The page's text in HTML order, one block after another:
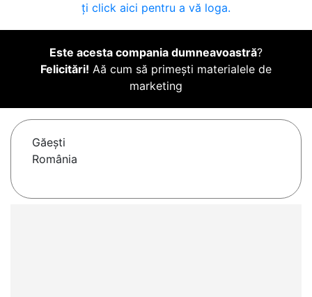
ți click aici pentru a vă loga.
Este acesta compania dumneavoastră?
Felicitări! Aă cum să primești materialele de
marketing
Găeşti
România